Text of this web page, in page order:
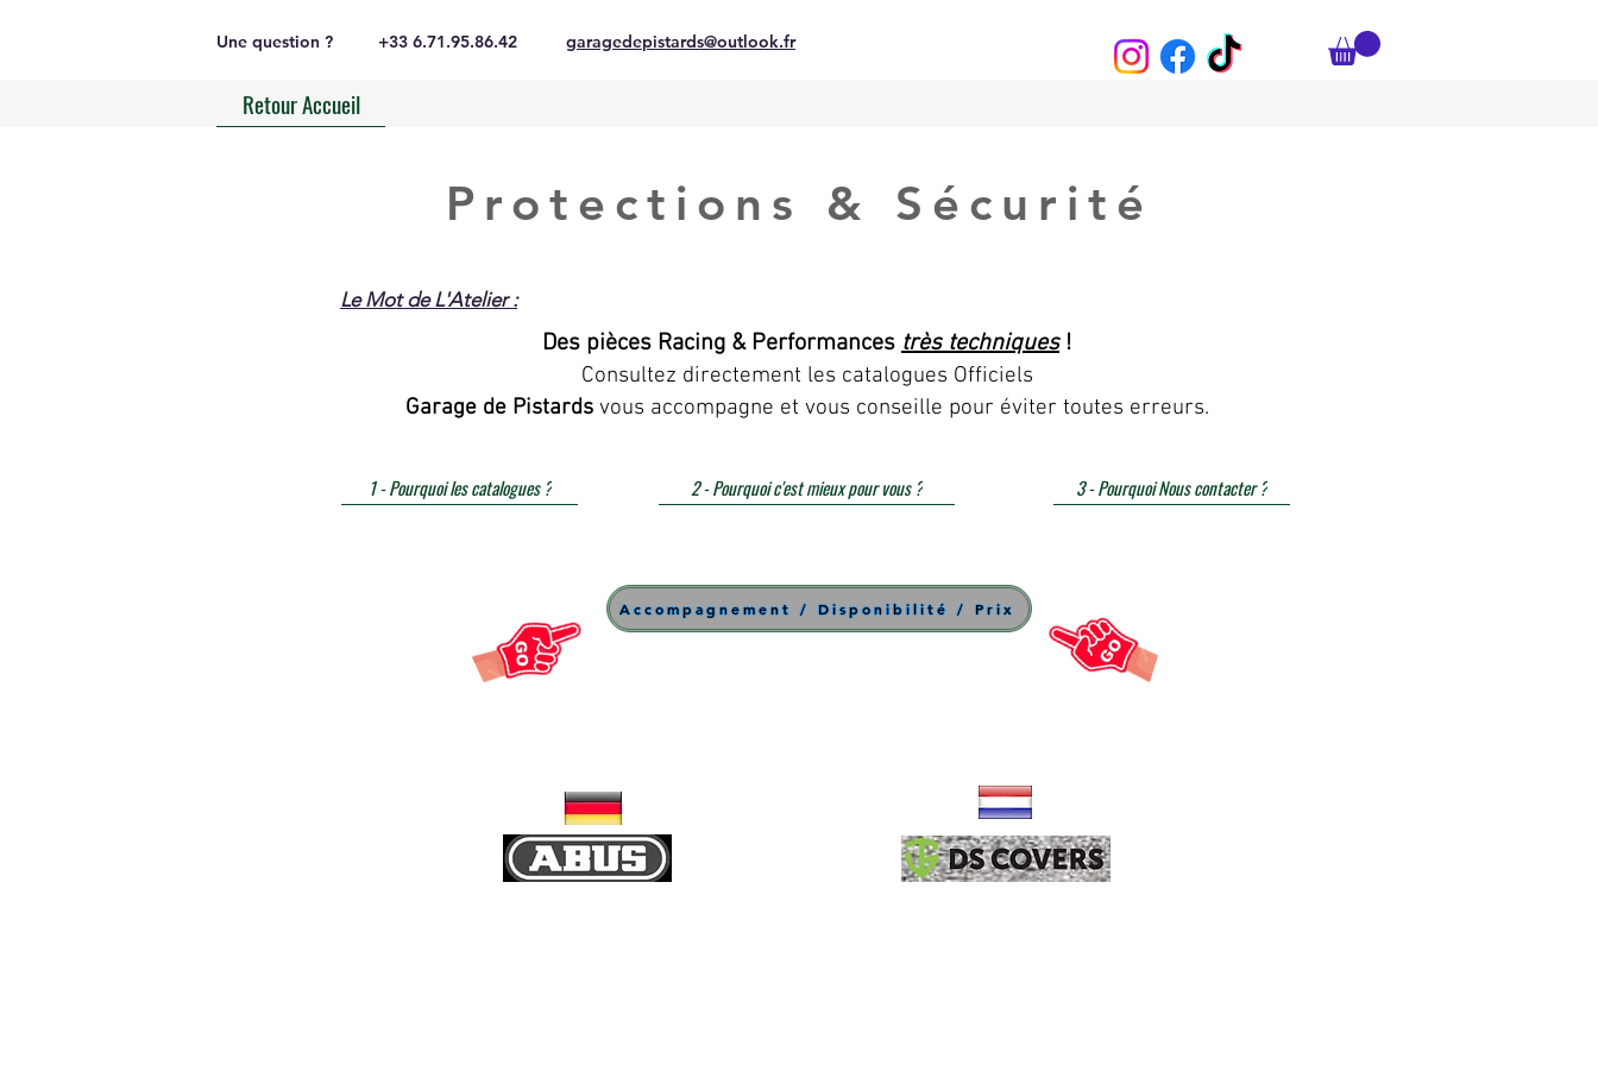
Une question ? +33 6.71.95.86.42 garagedepistards@outlook.fr
Retour Accueil
Protections & Sécurité
Le Mot de L'Atelier :
Des pièces Racing & Performances très techniques!
Consultez directement les catalogues Officiels
Garage de Pistardsvous accompagne et vous conseille pour éviter toutes erreurs.
1 - Pourquoi les catalogues ? 2 - Pourquoi c'est mieux pour vous ? 3 - Pourquoi Nous contacter ?
Accompagnement / Disponibilité / Prix